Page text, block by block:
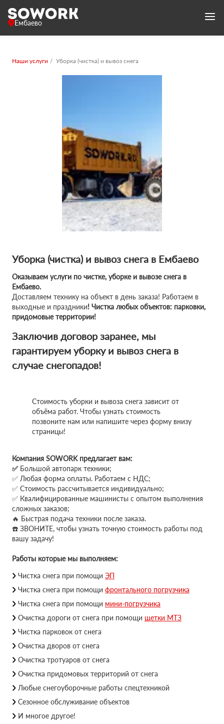
Ембаево
Наши услуги Уборка (чистка) и вывоз снега
Уборка (чистка) и вывоз снега в Ембаево
Оказываем услуги по чистке, уборке и вывозе снега в
Ембаево.
Доставляем технику на объект в день заказа! Работаем в
выходные и праздники! Чистка любых объектов: парковки,
придомовые территории!
Заключив договор заранее, мы
гарантируем уборку и вывоз снега в
случае снегопадов!
Стоимость уборки и вывоза снега зависит от
объёма работ. Чтобы узнать стоимость
позвоните нам или напишите через форму внизу
страницы!
Компания SOWORK предлагает вам:
✅ Большой автопарк техники;
✅ Любая форма оплаты. Работаем с НДС;
✅ Стоимость рассчитывается индивидуально;
✅ Квалифицированные машинисты с опытом выполнения
сложных заказов;
🔥 Быстрая подача техники после заказа.
☎️ ЗВОНИТЕ, чтобы узнать точную стоимость работы под
вашу задачу!
Работы которые мы выполняем:
Чистка снега при помощи ЭП
Чистка снега при помощи фронтального погрузчика
Чистка снега при помощи мини-погрузчика
Очистка дороги от снега при помощи щетки МТЗ
Чистка парковок от снега
Очистка дворов от снега
Очистка тротуаров от снега
Очистка придомовых территорий от снега
Любые снегоуборочные работы спецтехникой
Сезонное обслуживание объектов
И многое другое!